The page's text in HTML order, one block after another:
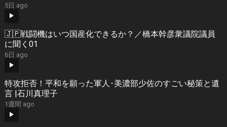
5日 ago
🇯🇵戦闘機はいつ国産化できるか？／橋本幹彦衆議院議員
に聞く01
6日 ago
特攻拒否！平和を願った軍人･美濃部少佐のすごい秘策と遺
言 |石川真理子
1週間 ago